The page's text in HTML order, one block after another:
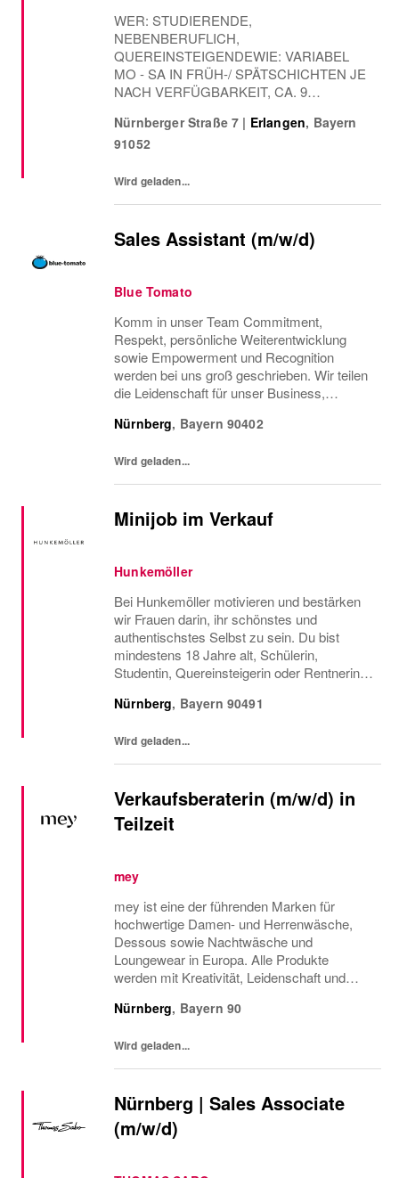
WER: STUDIERENDE,
NEBENBERUFLICH,
QUEREINSTEIGENDEWIE: VARIABEL
MO - SA IN FRÜH-/ SPÄTSCHICHTEN JE
NACH VERFÜGBARKEIT, CA. 9
SOFORTDer Mensch steht im Mittelpunkt
von BESTSELLER. Deshalb glauben wir,
deine und unsere Zukunft...
Nürnberger Straße 7 | Erlangen, Bayern
91052
Wird geladen...
Sales Assistant (m/w/d)
Blue Tomato
Komm in unser Team Commitment,
Respekt, persönliche Weiterentwicklung
sowie Empowerment und Recognition
werden bei uns groß geschrieben. Wir teilen
die Leidenschaft für unser Business,
entwickeln uns ständig weiter und feiern
Nürnberg, Bayern 90402
Wird geladen...
Minijob im Verkauf
Hunkemöller
Bei Hunkemöller motivieren und bestärken
wir Frauen darin, ihr schönstes und
authentischstes Selbst zu sein. Du bist
mindestens 18 Jahre alt, Schülerin,
Studentin, Quereinsteigerin oder Rentnerin
uns genau richtig! Jobbe flexibel als Aushilfe
Nürnberg, Bayern 90491
Wird geladen...
Verkaufsberaterin (m/w/d) in
Teilzeit
mey
mey ist eine der führenden Marken für
hochwertige Damen- und Herrenwäsche,
Dessous sowie Nachtwäsche und
Loungewear in Europa. Alle Produkte
werden mit Kreativität, Leidenschaft und
vermarktet. Innovation bedeutet für mey
Nürnberg, Bayern 90
Wird geladen...
Nürnberg | Sales Associate
(m/w/d)